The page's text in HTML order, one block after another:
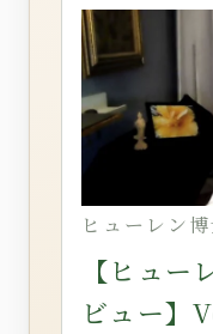
ヒューレン
【ヒュー
ビュー】